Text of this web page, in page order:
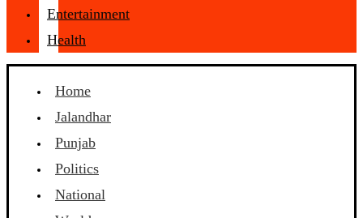
Entertainment
Health
Home
Jalandhar
Punjab
Politics
National